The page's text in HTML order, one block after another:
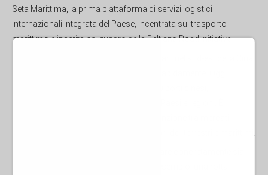
Seta Marittima, la prima piattaforma di servizi logistici
internazionali integrata del Paese, incentrata sul trasporto
marittimo e inserita nel quadro della Belt and Road Initiative.
gestisce 148 rotte in partenza da oltre 10 porti cinesi,
collegandosi a 150 porti distribuiti in 48 Paesi e regioni. È
diventata un importante anello di congiunzione tra mercati
nazionali e internazionali, collegando corridoi terrestri e marittimi.